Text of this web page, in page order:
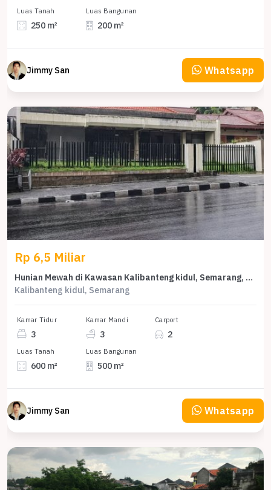
Luas Tanah
250 m²
Luas Bangunan
200 m²
Jimmy San Whatsapp
Rp 6,5 Miliar
Hunian Mewah di Kawasan Kalibanteng kidul, Semarang, LB 500m², Harga 6,5 Miliar
Kalibanteng kidul, Semarang
Kamar Tidur
3
Kamar Mandi
3
Carport
2
Luas Tanah
600 m²
Luas Bangunan
500 m²
Jimmy San Whatsapp